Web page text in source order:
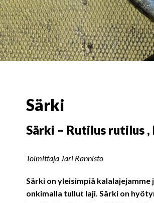
Särki
Särki – Rutilus rutilus
Toimittaja Jari Rannisto
Särki on yleisimpiä kalalajejamme
onkimalla tullut laji. Särki on